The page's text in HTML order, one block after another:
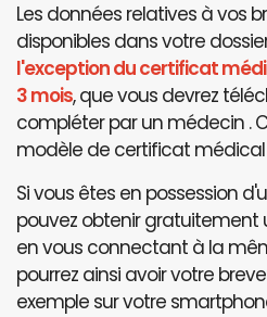
Les données relatives à vos
disponibles dans votre
l'exception du certificat
3 mois, que vous devrez
compléter par un médecin .
modèle de certificat
Si vous êtes en possession
pouvez obtenir gratuitement
en vous connectant à la
pourrez ainsi avoir votre
exemple sur votre